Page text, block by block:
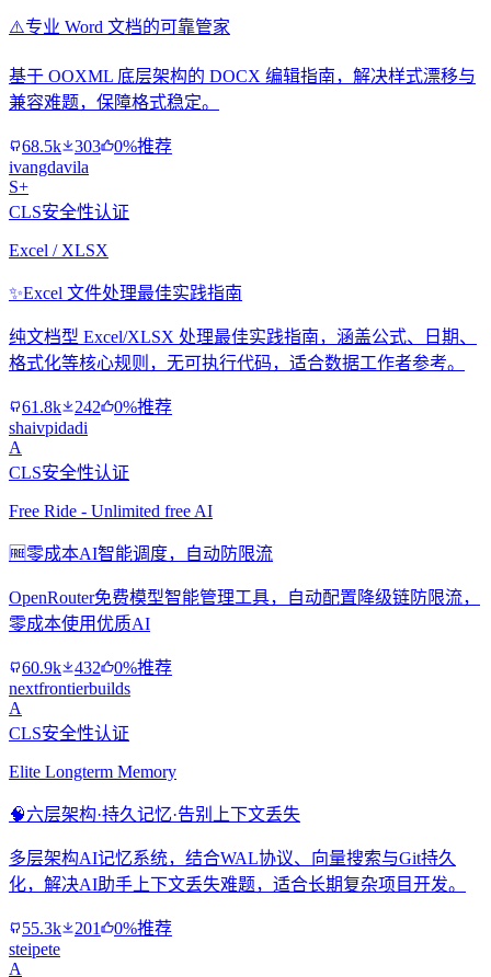
⚠️专业 Word 文档的可靠管家
基于 OOXML 底层架构的 DOCX 编辑指南，解决样式漂移与
兼容难题，保障格式稳定。
68.5k 303
0%推荐
ivangdavila
S+
CLS安全性认证
Excel / XLSX
✨Excel 文件处理最佳实践指南
纯文档型 Excel/XLSX 处理最佳实践指南，涵盖公式、日期、
格式化等核心规则，无可执行代码，适合数据工作者参考。
61.8k 242
0%推荐
shaivpidadi
A
CLS安全性认证
Free Ride - Unlimited free AI
🆓零成本AI智能调度，自动防限流
OpenRouter免费模型智能管理工具，自动配置降级链防限流，
零成本使用优质AI
60.9k 432
0%推荐
nextfrontierbuilds
A
CLS安全性认证
Elite Longterm Memory
🧠六层架构·持久记忆·告别上下文丢失
多层架构AI记忆系统，结合WAL协议、向量搜索与Git持久
化，解决AI助手上下文丢失难题，适合长期复杂项目开发。
55.3k 201
0%推荐
steipete
A